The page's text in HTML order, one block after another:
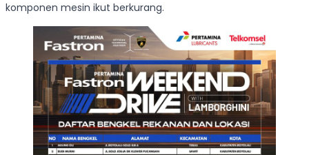
komponen mesin ikut berkurang.